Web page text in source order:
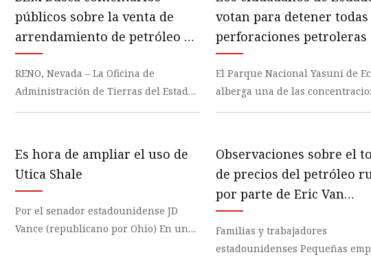
Sistema de transporte
Pantalla de deshidratación
Tamiz de prueba
públicos sobre la venta de
arrendamiento de petróleo y
gas en Nevada
RENO, Nevada – La Oficina de
Administración de Tierras del Estado
votan para detener todas
perforaciones petroleras
Biodiverso Parque
Amazónico
El Parque Nacional Yasuní de
alberga una de las
Es hora de ampliar el uso de
Utica Shale
Por el senador estadounidense JD
Vance (republicano por Ohio) En una
Observaciones sobre el
de precios del petróleo
por parte de Eric Van
Nostrand, subsecretario
interino de Política
Económica
Familias y trabajadores
estadounidenses Pequeñas